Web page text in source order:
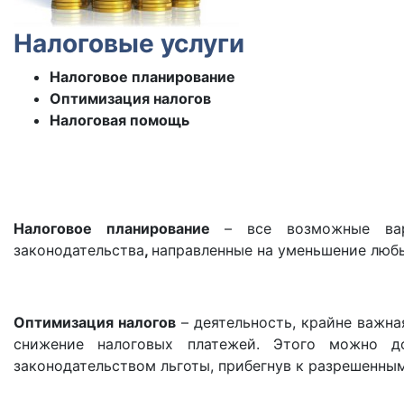
Налоговые услуги
Налоговое планирование
Оптимизация налогов
Налоговая помощь
Налоговое планирование – все возможные
законодательства, направленные на уменьшение
Оптимизация налогов – деятельность, крайне
снижение налоговых платежей. Этого можно
законодательством льготы, прибегнув к